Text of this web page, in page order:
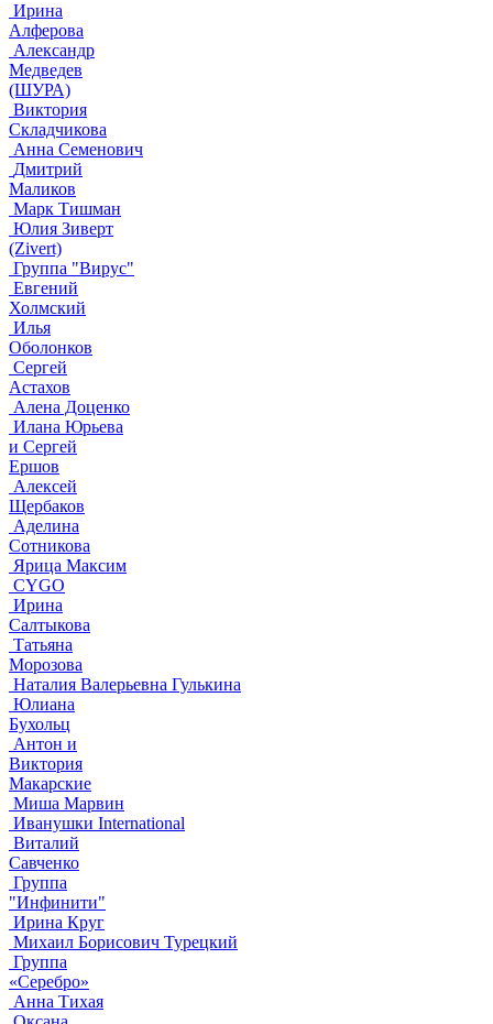
Ирина
Алферова
Александр
Медведев
(ШУРА)
Виктория
Складчикова
Анна Семенович
Дмитрий
Маликов
Марк Тишман
Юлия Зиверт
(Zivert)
Группа "Вирус"
Евгений
Холмский
Илья
Оболонков
Сергей
Астахов
Алена Доценко
Илана Юрьева
и Сергей
Ершов
Алексей
Щербаков
Аделина
Сотникова
Ярица Максим
CYGO
Ирина
Салтыкова
Татьяна
Морозова
Наталия Валерьевна Гулькина
Юлиана
Бухольц
Антон и
Виктория
Макарские
Миша Марвин
Иванушки International
Виталий
Савченко
Группа
"Инфинити"
Ирина Круг
Михаил Борисович Турецкий
Группа
«Серебро»
Анна Тихая